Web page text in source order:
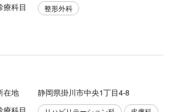
療科目
整形外科
在地
静岡県掛川市中央1丁目4-8